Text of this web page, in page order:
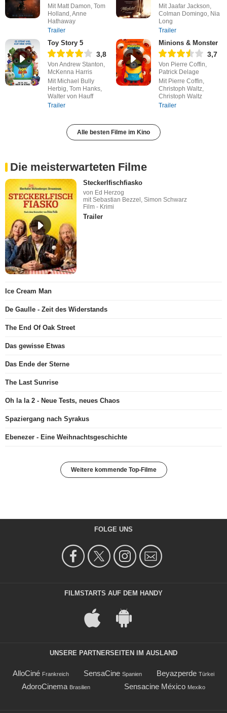
Mit Matt Damon, Tom
Holland, Anne
Hathaway
Trailer
Mit Jaafar Jackson,
Colman Domingo, Nia
Long
Trailer
Toy Story 5
3,8
Von Andrew Stanton,
McKenna Harris
Mit Michael Bully
Herbig, Tom Hanks,
Walter von Hauff
Trailer
Minions & Monster
3,7
Von Pierre Coffin,
Patrick Delage
Mit Pierre Coffin,
Christoph Waltz,
Christoph Waltz
Trailer
Alle besten Filme im Kino
Die meisterwarteten Filme
Steckerlfischfiasko
von Ed Herzog
mit Sebastian Bezzel, Simon Schwarz
Film - Krimi
Trailer
Ice Cream Man
De Gaulle - Zeit des Widerstands
The End Of Oak Street
Das gewisse Etwas
Das Ende der Sterne
The Last Sunrise
Oh la la 2 - Neue Tests, neues Chaos
Spaziergang nach Syrakus
Ebenezer - Eine Weihnachtsgeschichte
Weitere kommende Top-Filme
FOLGE UNS
FILMSTARTS AUF DEM HANDY
UNSERE PARTNERSEITEN IM AUSLAND
AlloCiné Frankreich SensaCine Spanien Beyazperde Türkei
AdoroCinema Brasilien Sensacine México Mexiko